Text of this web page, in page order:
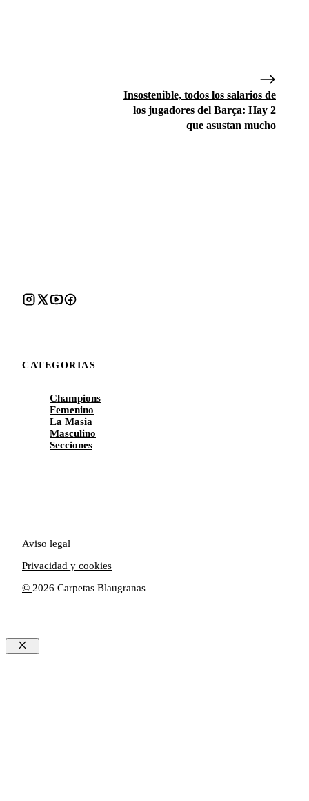
Insostenible, todos los salarios de
los jugadores del Barça: Hay 2
que asustan mucho
CATEGORIAS
Champions
Femenino
La Masia
Masculino
Secciones
© 2026 Carpetas Blaugranas
Aviso legal
Privacidad y cookies
Cerrar